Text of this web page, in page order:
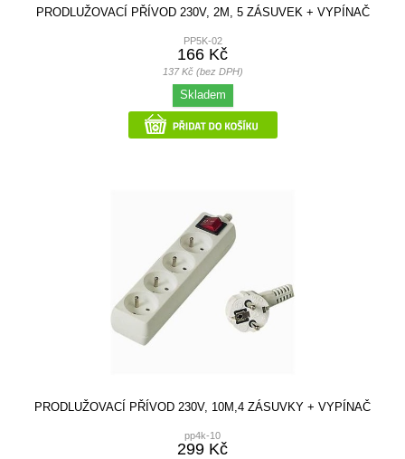
PRODLUŽOVACÍ PŘÍVOD 230V, 2M, 5 ZÁSUVEK + VYPÍNAČ
PP5K-02
166 Kč
137 Kč (bez DPH)
Skladem
PRODLUŽOVACÍ PŘÍVOD 230V, 10M,4 ZÁSUVKY + VYPÍNAČ
pp4k-10
299 Kč